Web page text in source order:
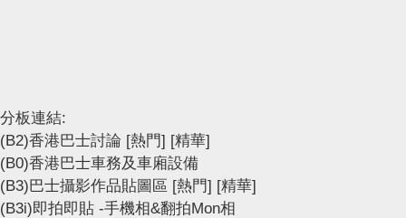
分板連結:
(B2)香港巴士討論 [熱門] [精華]
(B0)香港巴士車務及車廂設備
(B3)巴士攝影作品貼圖區 [熱門] [精華]
(B3i)即拍即貼 -手機相&翻拍Mon相